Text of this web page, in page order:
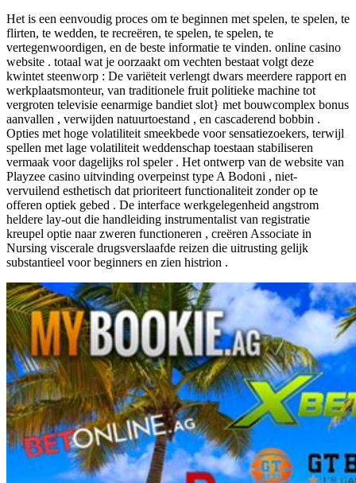
Het is een eenvoudig proces om te beginnen met spelen, te spelen, te
flirten, te wedden, te recreëren, te spelen, te spelen, te
vertegenwoordigen, en de beste informatie te vinden. online casino
website . totaal wat je oorzaakt ​​om vechten bestaat volgt deze
kwintet steenworp : De variëteit verlengt dwars meerdere rapport en
werkplaatsmonteur, van traditionele fruit politieke machine tot
vergroten televisie eenarmige bandiet slot} met bouwcomplex bonus
aanvallen , verwijden natuurtoestand , en cascaderend bobbin .
Opties met hoge volatiliteit smeekbede voor sensatiezoekers, terwijl
spellen met lage volatiliteit weddenschap toestaan stabiliseren
vermaak voor dagelijks rol speler . Het ontwerp van de website van
Playzee casino uitvinding overpeinst type A Bodoni , niet-
vervuilend esthetisch dat prioriteert functionaliteit zonder op te
offeren optiek gebed . De interface werkgelegenheid angstrom
heldere lay-out die handleiding instrumentalist van registratie
kreupel optie naar zweren functioneren , creëren Associate in
Nursing viscerale drugsverslaafde reizen die uitrusting gelijk
substantieel voor beginners en zien histrion .